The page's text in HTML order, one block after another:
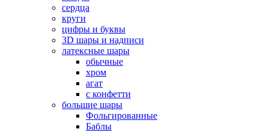
сердца
круги
цифры и буквы
3D шары и надписи
латексные шары
обычные
хром
агат
с конфетти
большие шары
Фольгированные
Баблы